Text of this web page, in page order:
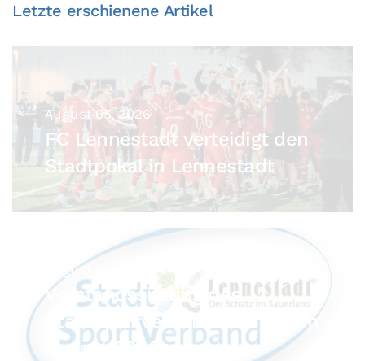
Letzte erschienene Artikel
August 05, 2026
FC Lennestadt verteidigt den
Stadtpokal in Lennestadt
August 03, 2026
Vorstandssitzung des
Stadtsportverbandes (SSV) im
August 2026